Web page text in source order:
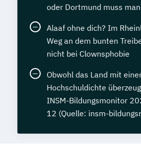
oder Dortmund muss
Alaaf ohne dich? Im
Weg an dem bunten
nicht bei Clownsphobie
Obwohl das Land mit
Hochschuldichte
INSM-Bildungsmonitor
12 (Quelle: insm-